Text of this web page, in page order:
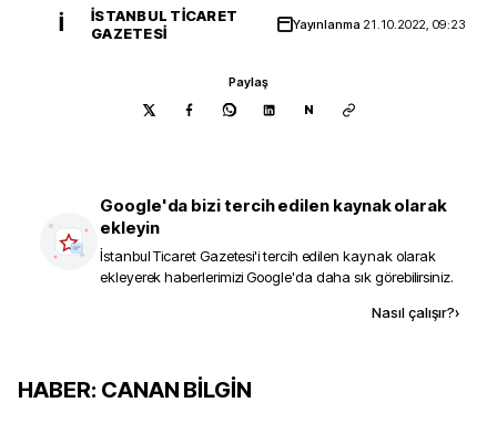
İ
İSTANBUL TICARET
GAZETESI
Yayınlanma 21.10.2022, 09:23
Paylaş
N
Google'da bizi tercih edilen kaynak olarak
ekleyin
İstanbul Ticaret Gazetesi'i tercih edilen kaynak olarak
ekleyerek haberlerimizi Google'da daha sık görebilirsiniz.
Nasıl çalışır?›
HABER: CANAN BİLGİN